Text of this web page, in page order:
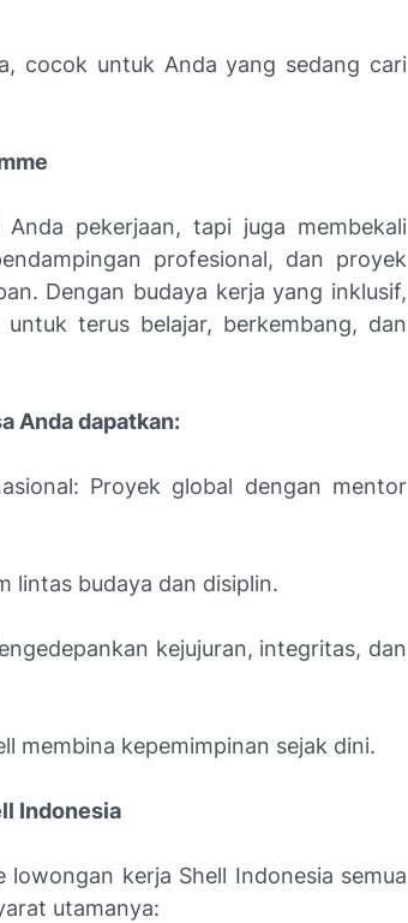
cocok untuk Anda yang sedang cari
pekerjaan, tapi juga membekali
profesional, dan proyek
Dengan budaya kerja yang inklusif,
terus belajar, berkembang, dan
Anda dapatkan:
Proyek global dengan mentor
lintas budaya dan disiplin.
kejujuran, integritas, dan
membina kepemimpinan sejak dini.
Indonesia
kerja Shell Indonesia semua
utamanya: